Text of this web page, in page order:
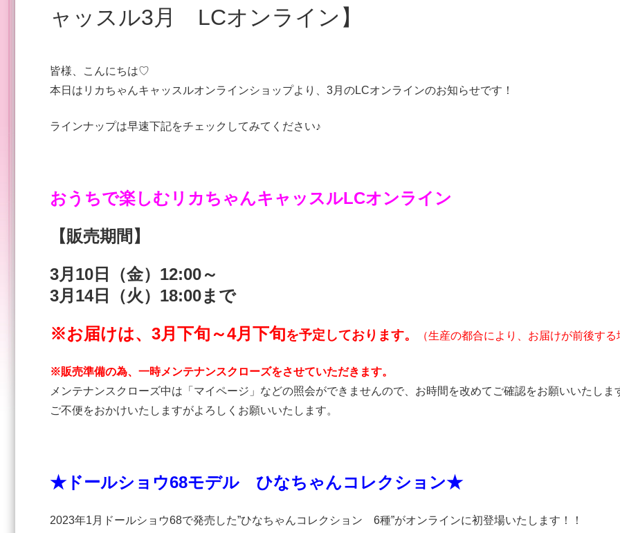
ャッスル3月 LCオンライン】
皆様、こんにちは♡
本日はリカちゃんキャッスルオンラインショップより、3月のLCオンラインのお知らせです！
ラインナップは早速下記をチェックしてみてください♪
おうちで楽しむリカちゃんキャッスルLCオンライン
【販売期間】
3月10日（金）12:00～
3月14日（火）18:00まで
※お届けは、3月下旬～4月下旬を予定しております。 （生産の都合により、お届けが前後す
※販売準備の為、一時メンテナンスクローズをさせていただきます。
メンテナンスクローズ中は「マイページ」などの照会ができませんので、お時間を改めてご確認をお願いいたしま
ご不便をおかけいたしますがよろしくお願いいたします。
★ドールショウ68モデル ひなちゃんコレクション★
2023年1月ドールショウ68で発売した”ひなちゃんコレクション 6種”がオンラインに初登場いたします！！